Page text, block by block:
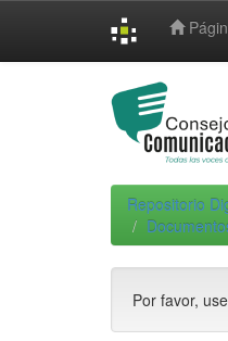
Repositorio
Por favor,